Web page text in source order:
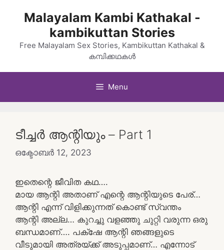
Malayalam Kambi Kathakal -
kambikuttan Stories
Free Malayalam Sex Stories, Kambikuttan Kathakal &
കമ്പിക്കഥകൾ
Menu
ടീച്ചർ ആന്റിയും – Part 1
ഒക്ടോബർ 12, 2023
ഇതെന്റെ ജീവിത കഥ….
മായ ആന്റി അതാണ് എന്റെ ആന്റിയുടെ പേര്…
ആന്റി എന്ന് വിളിക്കുന്നത്‌ കൊണ്ട് സ്വന്തം
ആന്റി അല്ല… കുറച്ചു വളഞ്ഞു ചുറ്റി വരുന്ന ഒരു
ബന്ധമാണ്…. പക്‌ഷേ ആന്റി ഞങ്ങളുടെ
വീടുമായി അത്രയ്ക്ക് അടുപ്പമാണ്… എന്നോട്